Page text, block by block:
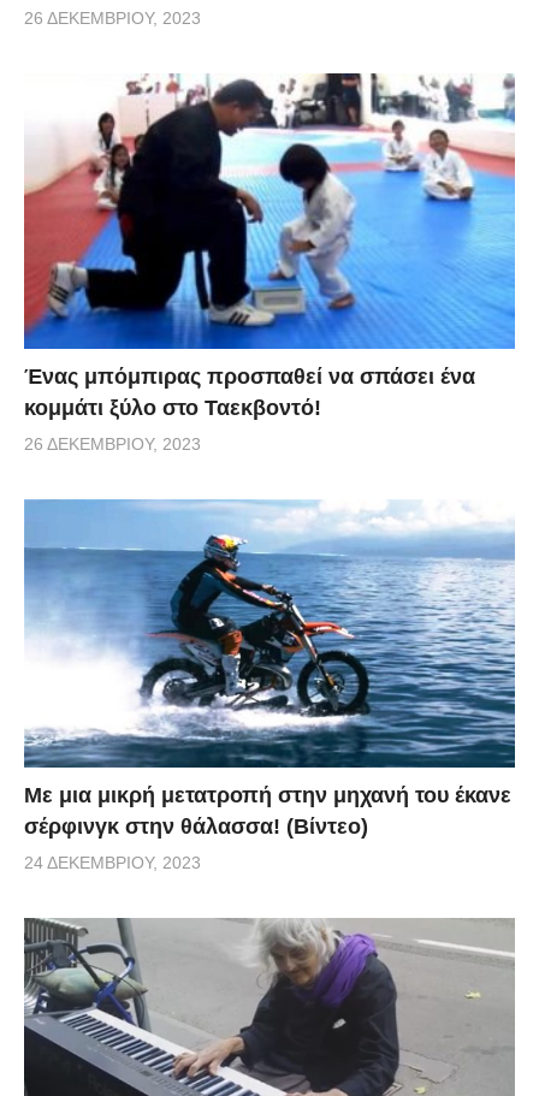
26 ΔΕΚΕΜΒΡΊΟΥ, 2023
Ένας μπόμπιρας προσπαθεί να σπάσει ένα
κομμάτι ξύλο στο Ταεκβοντό!
26 ΔΕΚΕΜΒΡΊΟΥ, 2023
Με μια μικρή μετατροπή στην μηχανή του έκανε
σέρφινγκ στην θάλασσα! (Βίντεο)
24 ΔΕΚΕΜΒΡΊΟΥ, 2023